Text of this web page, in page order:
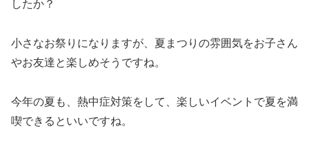
したか？
小さなお祭りになりますが、夏まつりの雰囲気をお子さん
やお友達と楽しめそうですね。
今年の夏も、熱中症対策をして、楽しいイベントで夏を満
喫できるといいですね。